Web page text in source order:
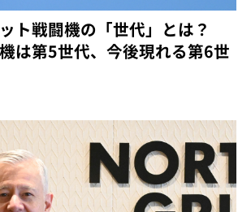
ト戦闘機の「世代」とは？
第5世代、今後現れる第6世